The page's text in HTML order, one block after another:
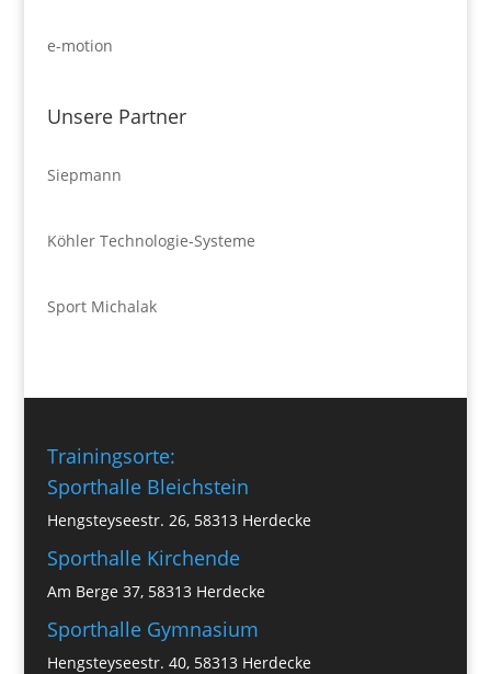
e-motion
Unsere Partner
Siepmann
Köhler Technologie-Systeme
Sport Michalak
Trainingsorte:
Sporthalle Bleichstein
Hengsteyseestr. 26, 58313 Herdecke
Sporthalle Kirchende
Am Berge 37, 58313 Herdecke
Sporthalle Gymnasium
Hengsteyseestr. 40, 58313 Herdecke